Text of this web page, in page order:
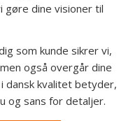
gøre dine visioner til
som kunde sikrer vi,
også overgår dine
dansk kvalitet betyder,
og sans for detaljer.